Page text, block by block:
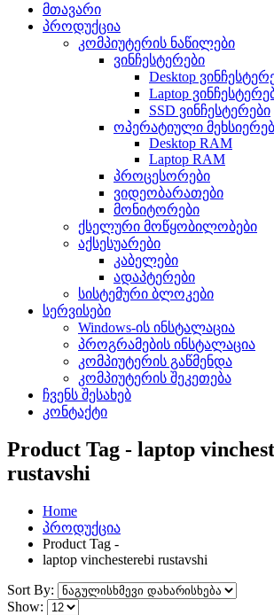
მთავარი
პროდუქცია
კომპიუტერის ნაწილები
ვინჩესტერები
Desktop
Laptop
SSD ვინჩესტერები
ოპერატიული
Desktop RAM
Laptop RAM
პროცესორები
ვიდეობარათები
მონიტორები
ქსელური მოწყობილობები
აქსესუარები
კაბელები
ადაპტერები
სისტემური ბლოკები
სერვისები
Windows-ის ინსტალაცია
პროგრამების ინსტალაცია
კომპიუტერის გაწმენდა
კომპიუტერის შეკეთება
ჩვენს შესახებ
კონტაქტი
Product Tag - laptop
rustavshi
Home
პროდუქცია
Product Tag -
laptop vinchesterebi rustavshi
Sort By:
Show: